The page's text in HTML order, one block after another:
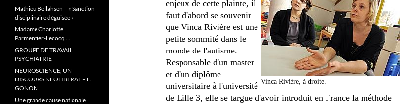
Vinca Rivière, à droite.
enjeux de cette plainte, il
faut d'abord se souvenir
que Vinca Rivière est une
petite sommité dans le
monde de l'autisme.
Responsable d'un master
et d'un diplôme
universitaire à l'université
de Lille 3, elle se targue d'avoir introduit en France la méthode
Mathieu Bellahsen – « Sanction
disciplinaire déguisée »
Madame Charlotte
Parmentier-Lecocq …
GROUPE DE TRAVAIL
PSYCHIATRIE
NEUROSCIENCE, UN
DISCOURS NEOLIBERAL – F.
GONON
Une grande cause nationale